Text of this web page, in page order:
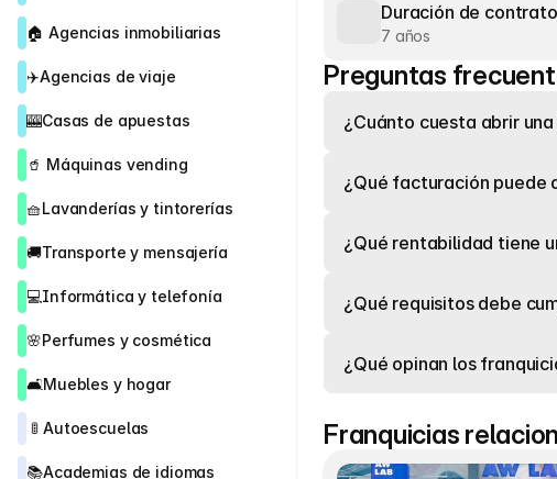
🏠 Agencias inmobiliarias
✈️Agencias de viaje
🎰Casas de apuestas
🥤 Máquinas vending
🧺Lavanderías y tintorerías
🚚Transporte y mensajería
💻Informática y telefonía
🌸Perfumes y cosmética
🛋️Muebles y hogar
🚦 Autoescuelas
📚Academias de idiomas
Duración de contrato
7 años
Preguntas
¿Cuánto cuesta abrir
¿Qué facturación puede
¿Qué rentabilidad tiene
¿Qué requisitos debe
¿Qué opinan los
Franquicias